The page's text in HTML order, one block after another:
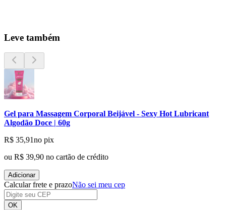
Leve também
Gel para Massagem Corporal Beijável - Sexy Hot Lubricant
Algodão Doce | 60g
R$ 35,91no pix
ou R$ 39,90 no cartão de crédito
Adicionar
Calcular frete e prazoNão sei meu cep
OK